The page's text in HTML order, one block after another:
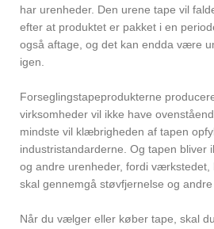
har urenheder. Den urene tape vil
efter at produktet er pakket i en
også aftage, og det kan endda være
igen.
Forseglingstapeprodukterne
virksomheder vil ikke have
mindste vil klæbrigheden af ​​tapen
industristandarderne. Og tapen bliver
og andre urenheder, fordi værkstedet,
skal gennemgå støvfjernelse og
Når du vælger eller køber tape, skal